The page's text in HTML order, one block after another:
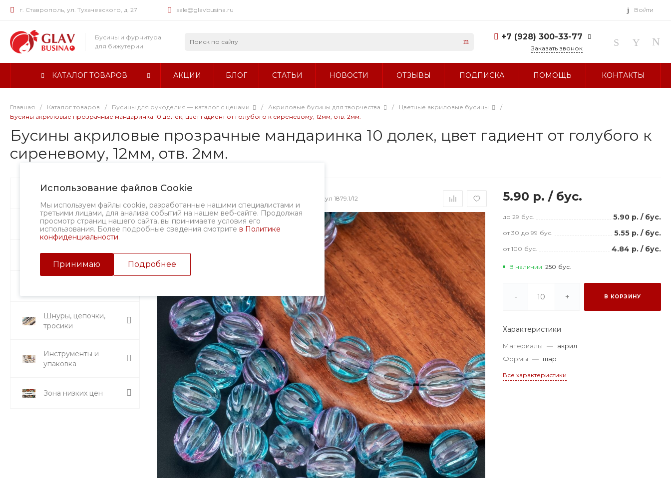
г. Ставрополь, ул. Тухачевского, д. 27 sale@glavbusina.ru Войти
Бусины и фурнитура
для бижутерии
+7 (928) 300-33-77
г. Ставрополь, ул.
sale@glavbusina.ru
Заказать звонок
КАТАЛОГ ТОВАРОВ АКЦИИ БЛОГ СТАТЬИ НОВОСТИ ОТЗЫВЫ ПОДПИСКА ПОМОЩЬ КОНТАКТЫ
Главная / Каталог товаров / Бусины для рукоделия — каталог с ценами / Акриловые бусины для творчества / Цветные акриловые бусины
/
Бусины акриловые прозрачные мандаринка 10 долек, цвет гадиент от голубого к сиреневому, 12мм, отв. 2мм.
Бусины акриловые прозрачные мандаринка 10 долек, цвет гадиент от голубого к
сиреневому, 12мм, отв. 2мм.
Использование файлов Cookie
Мы используем файлы cookie, разработанные нашими специалистами и
третьими лицами, для анализа событий на нашем веб-сайте. Продолжая
просмотр страниц нашего сайта, вы принимаете условия его
использования. Более подробные сведения смотрите в Политике
конфиденциальности.
Принимаю Подробнее
Бусины
Фурнитура
Подвески и кулоны
Шнуры, цепочки,
тросики
Инструменты и
упаковка
Зона низких цен
Артикул 1879.1/12 5.90 р./ бус.
до 29 бус. 5.90 р. / бус.
от 30 до 99 бус. 5.55 р. / бус.
от 100 бус. 4.84 р. / бус.
В наличии 250 бус.
- + В КОРЗИНУ
Характеристики
Материалы — акрил
Формы — шар
Все характеристики